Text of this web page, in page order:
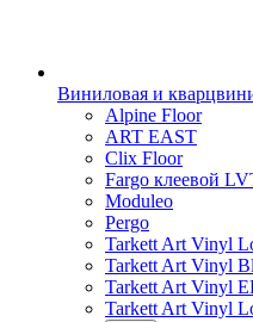
Виниловая и
Alpine Floor
ART EAST
Clix Floor
Fargo клеевой
Moduleo
Pergo
Tarkett Art Vinyl
Tarkett Art Vinyl
Tarkett Art Vinyl
Tarkett Art Vinyl